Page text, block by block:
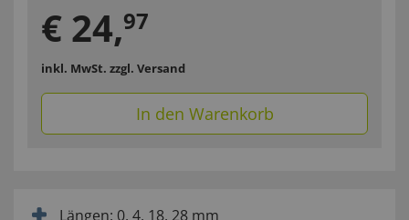
€ 24,97
inkl. MwSt. zzgl. Versand
In den Warenkorb
Längen: 0, 4, 18, 28 mm